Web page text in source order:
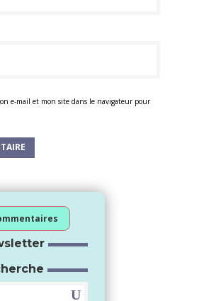
e-mail et mon site dans le navigateur pour